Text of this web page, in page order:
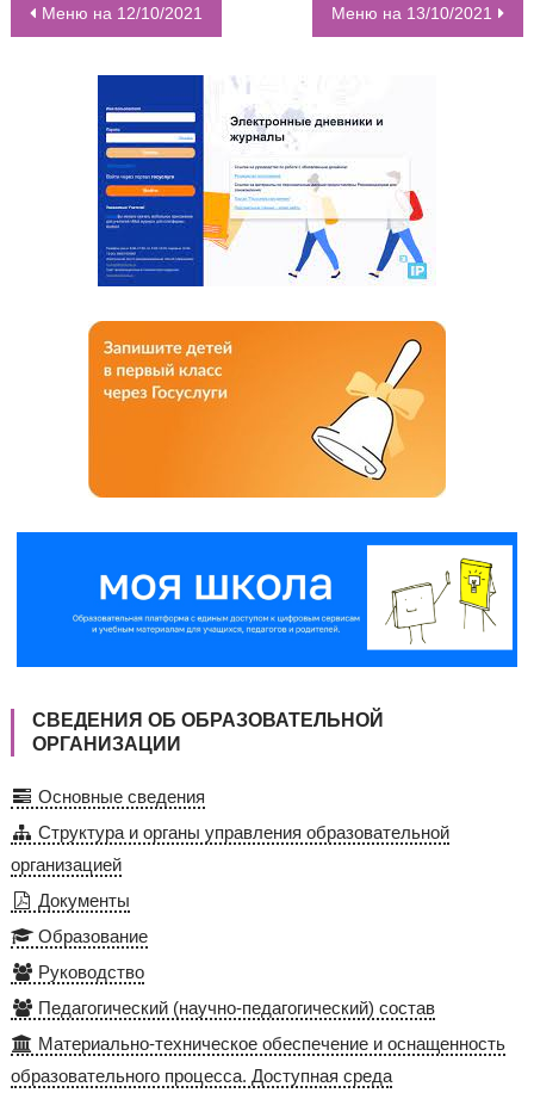
НАВИГАЦИЯ ПО ЗАПИСЯМ
Меню на 12/10/2021 Меню на 13/10/2021
СВЕДЕНИЯ ОБ ОБРАЗОВАТЕЛЬНОЙ
ОРГАНИЗАЦИИ
Основные сведения
Структура и органы управления образовательной
организацией
Документы
Образование
Руководство
Педагогический (научно-педагогический) состав
Материально-техническое обеспечение и оснащенность
образовательного процесса. Доступная среда